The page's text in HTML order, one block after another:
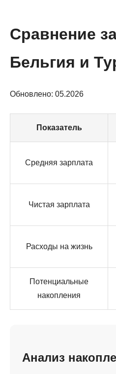
Сравнение
Бельгия и
Обновлено: 05.2026
Показатель
Средняя зарплата
Чистая зарплата
Расходы на жизнь
Потенциальные
накопления
Анализ